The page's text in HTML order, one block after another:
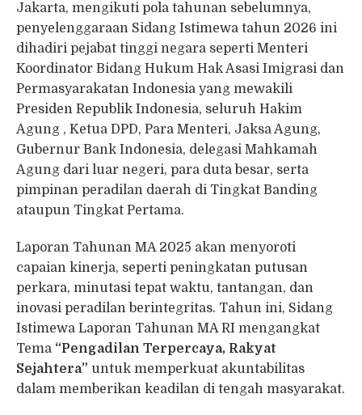
Jakarta, mengikuti pola tahunan sebelumnya,
penyelenggaraan Sidang Istimewa tahun 2026 ini
dihadiri pejabat tinggi negara seperti Menteri
Koordinator Bidang Hukum Hak Asasi Imigrasi dan
Permasyarakatan Indonesia yang mewakili
Presiden Republik Indonesia, seluruh Hakim
Agung , Ketua DPD, Para Menteri, Jaksa Agung,
Gubernur Bank Indonesia, delegasi Mahkamah
Agung dari luar negeri, para duta besar, serta
pimpinan peradilan daerah di Tingkat Banding
ataupun Tingkat Pertama.
Laporan Tahunan MA 2025 akan menyoroti
capaian kinerja, seperti peningkatan putusan
perkara, minutasi tepat waktu, tantangan, dan
inovasi peradilan berintegritas. Tahun ini, Sidang
Istimewa Laporan Tahunan MA RI mengangkat
Tema “Pengadilan Terpercaya, Rakyat
Sejahtera” untuk memperkuat akuntabilitas
dalam memberikan keadilan di tengah masyarakat.